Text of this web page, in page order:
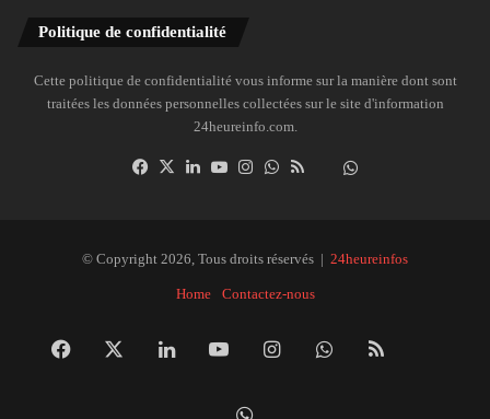
Politique de confidentialité
Cette politique de confidentialité vous informe sur la manière dont sont
traitées les données personnelles collectées sur le site d'information
24heureinfo.com.
Facebook
X LinkedinYouTubeInstagramWhatsAppDailymotion
© Copyright 2026, Tous droits réservés | 24heureinfos
Home Contactez-nous
Facebook LinkedinYouTubeInstagramWhatsApp
RSS